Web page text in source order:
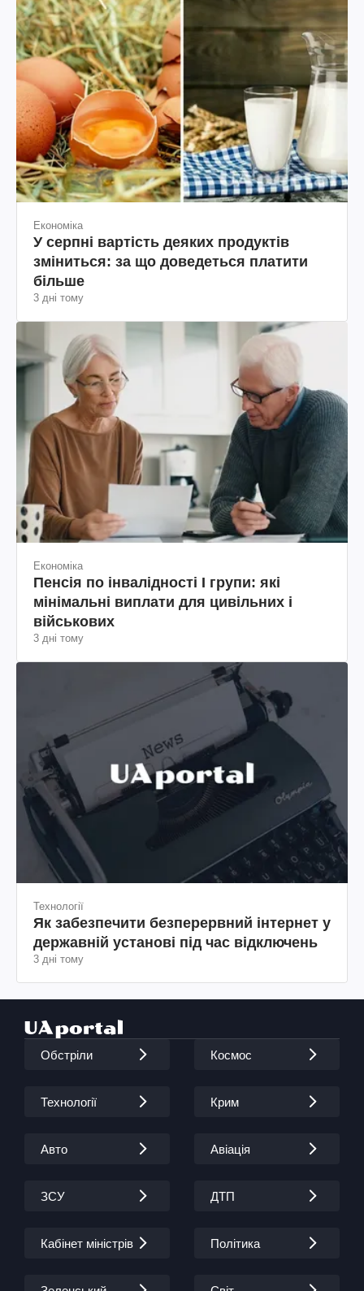
Економіка
У серпні вартість деяких продуктів
зміниться: за що доведеться платити
більше
3 дні тому
Економіка
Пенсія по інвалідності I групи: які
мінімальні виплати для цивільних і
військових
3 дні тому
Технології
Як забезпечити безперервний інтернет у
державній установі під час відключень
3 дні тому
Обстріли Космос
Технології Крим
Авто Авіація
ЗСУ ДТП
Кабінет міністрів Політика